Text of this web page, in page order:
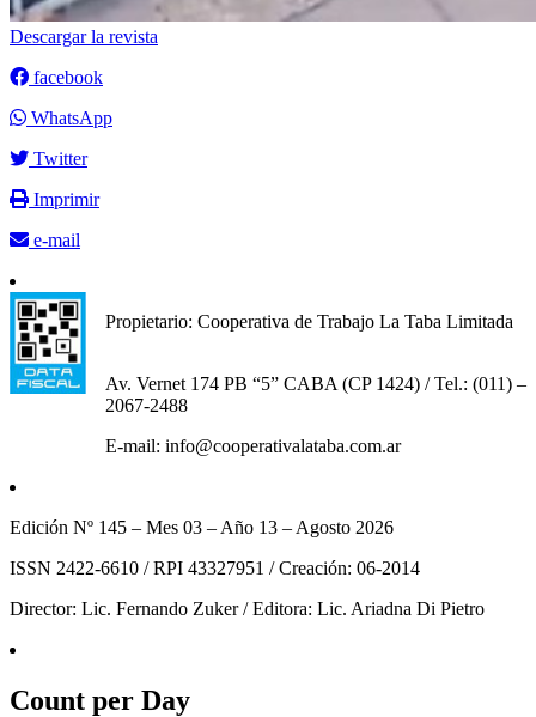
Descargar la revista
facebook
WhatsApp
Twitter
Imprimir
e-mail
Propietario: Cooperativa de Trabajo La Taba Limitada
Av. Vernet 174 PB “5” CABA (CP 1424) / Tel.: (011) –
2067-2488
E-mail: info@cooperativalataba.com.ar
Edición Nº 145 – Mes 03 – Año 13 – Agosto 2026
ISSN 2422-6610 / RPI 43327951 / Creación: 06-2014
Director: Lic. Fernando Zuker / Editora: Lic. Ariadna Di Pietro
Count per Day